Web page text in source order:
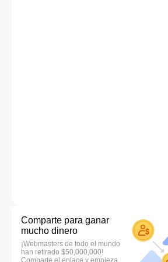
Comparte para ganar
mucho dinero
¡Webmasters de todo el mundo
han retirado $50,000,000!
Comparte el enlace y empieza